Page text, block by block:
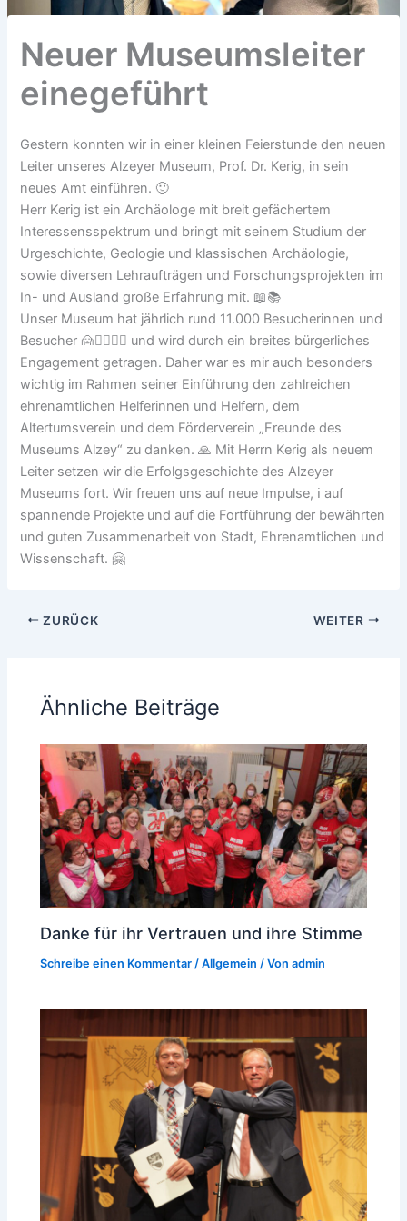
Neuer Museumsleiter
einegeführt
Gestern konnten wir in einer kleinen Feierstunde den neuen
Leiter unseres Alzeyer Museum, Prof. Dr. Kerig, in sein
neues Amt einführen. 🙂
Herr Kerig ist ein Archäologe mit breit gefächertem
Interessensspektrum und bringt mit seinem Studium der
Urgeschichte, Geologie und klassischen Archäologie,
sowie diversen Lehraufträgen und Forschungsprojekten im
In- und Ausland große Erfahrung mit. 📖📚
Unser Museum hat jährlich rund 11.000 Besucherinnen und
Besucher 🙍🙍‍♀️🙍‍♂️ und wird durch ein breites bürgerliches
Engagement getragen. Daher war es mir auch besonders
wichtig im Rahmen seiner Einführung den zahlreichen
ehrenamtlichen Helferinnen und Helfern, dem
Altertumsverein und dem Förderverein „Freunde des
Museums Alzey“ zu danken. 🙏 Mit Herrn Kerig als neuem
Leiter setzen wir die Erfolgsgeschichte des Alzeyer
Museums fort. Wir freuen uns auf neue Impulse, ℹ️ auf
spannende Projekte und auf die Fortführung der bewährten
und guten Zusammenarbeit von Stadt, Ehrenamtlichen und
Wissenschaft. 🤗
ZURÜCK WEITER
Ähnliche Beiträge
Danke für ihr Vertrauen und ihre Stimme
Schreibe einen Kommentar /Allgemein / Vonadmin